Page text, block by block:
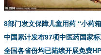
8部门发文保障儿童用药 “小药
中国累计发布97项中医药国家
全国各省份均已陆续开展免费